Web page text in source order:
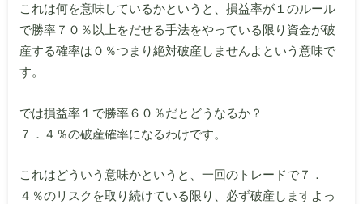
これは何を意味しているかというと、損益率が１のルール
で勝率７０％以上をだせる手法をやっている限り資金が破
産する確率は０％つまり絶対破産しませんよという意味で
す。
では損益率１で勝率６０％だとどうなるか？
７．４％の破産確率になるわけです。
これはどういう意味かというと、一回のトレードで７．
４％のリスクを取り続けている限り、必ず破産しますよっ